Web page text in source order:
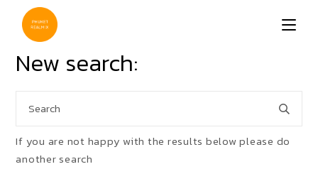
content
New search:
for:
If you are not happy with the results below please do
another search